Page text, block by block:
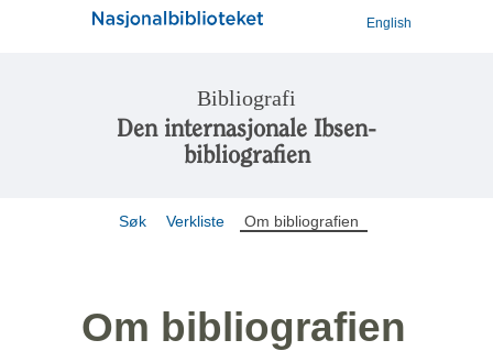
English
Bibliografi
Den internasjonale Ibsen-
bibliografien
Søk Verkliste Om bibliografien
Om bibliografien